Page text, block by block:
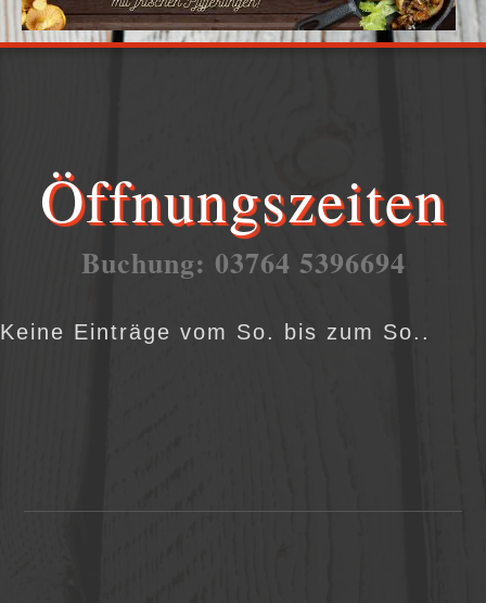
Öffnungszeiten
Buchung: 03764 5396694
Keine Einträge vom So. bis zum So..